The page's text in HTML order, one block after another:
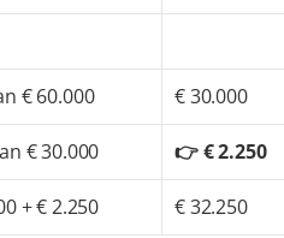
€ 60.000 € 30.000
€ 30.000 👉 € 2.250
+ € 2.250 € 32.250